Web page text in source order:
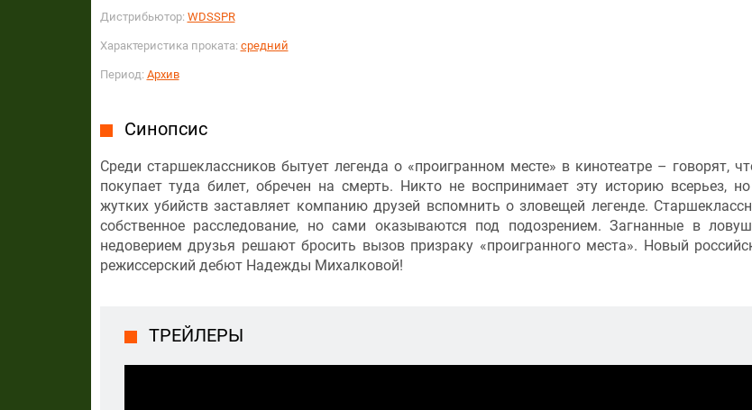
Дистрибьютор: WDSSPR
Характеристика проката: средний
Период: Архив
Синопсис
Среди старшеклассников бытует легенда о «проигранном месте» в кинотеатре – говорят,
покупает туда билет, обречен на смерть. Никто не воспринимает эту историю всерьез,
жутких убийств заставляет компанию друзей вспомнить о зловещей легенде.
собственное расследование, но сами оказываются под подозрением. Загнанные в
недоверием друзья решают бросить вызов призраку «проигранного места». Новый
режиссерский дебют Надежды Михалковой!
ТРЕЙЛЕРЫ